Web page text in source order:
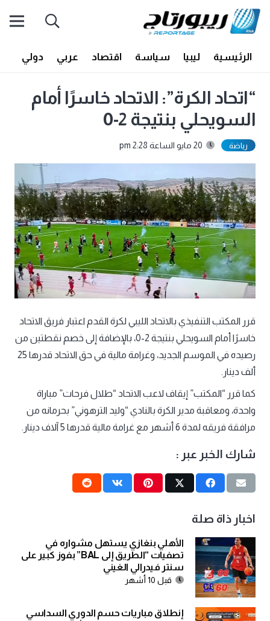
الرئيسية ليبيا سياسة اقتصاد عربي دولي
“اتحاد الكرة”: الاتحاد خاسرًا أمام
السويحلي بنتيجة 2-0
رياضة 20 مايو الساعة 2:28 pm
قرر المكتب التنفيذي بالاتحاد الليبي لكرة القدم اعتبار فريق الاتحاد
خاسرًا أمام السويحلي بنتيجة 2-0، بالإضافة إلى خصم نقطتين من
رصيده في الموسم الجديد، وغرامة مالية في حق الاتحاد قدرها 25
ألف دينار.
كما قرر “المكتب” إيقاف لاعب الاتحاد “طلال فرحات” مباراة
واحدة، ومعاقبة مدير الكرة بالنادي “وليد الترهوني” بحرمانه من
مرافقة فريقه لمدة 6 أشهر مع غرامة مالية قدرها 5 آلاف دينار.
شارك الخبر عبر :
اخبار ذاة صلة
الأهلي بنغازي يستهل مشواره في
تصفيات “الطريق إلى BAL” بفوز كبير على
سنتر فيدرالي الغيني
قبل 10 أشهر
إنطلاق مباريات حسم الدوري السداسي